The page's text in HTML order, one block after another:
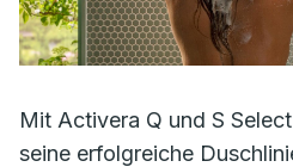
Mit Activera Q und S
seine erfolgreiche